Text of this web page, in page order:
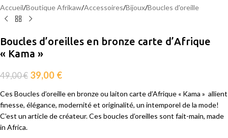
Accueil/Boutique Afrikaw/Accessoires/Bijoux/Boucles d'oreille
Boucles d’oreilles en bronze carte d’Afrique
« Kama »
49,00€ 39,00 €
Ces Boucles d’oreille en bronze ou laiton carte d’Afrique « Kama » allient
finesse, élégance, modernité et originalité, un intemporel de la mode!
C’est un article de créateur. Ces boucles d’oreilles sont fait-main, made
in Africa.